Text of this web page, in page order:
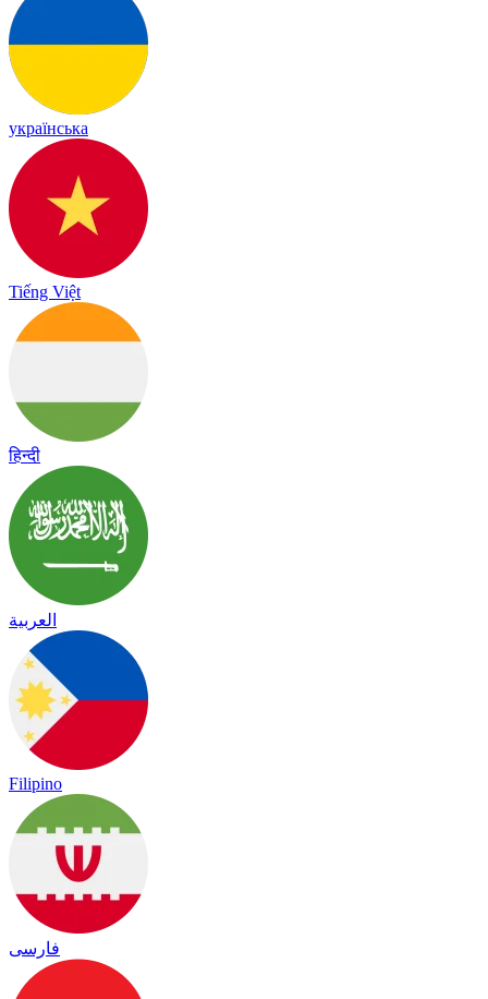
українська
Tiếng Việt
हिन्दी
العربية
Filipino
فارسی